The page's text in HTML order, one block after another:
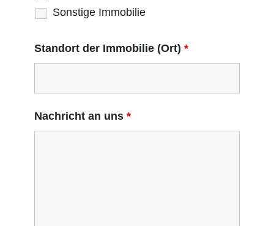
Sonstige Immobilie
Standort der Immobilie (Ort)*
Nachricht an uns*